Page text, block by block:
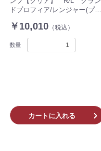
ドプロフィア/レンジャー(プ
￥10,010 （税込）
数量
カートに入れる
お買い物を続ける